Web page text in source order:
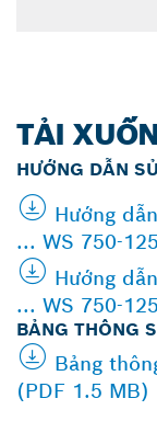
TẢI
HƯỚNG DẪN
Hướng
... WS 750-
Hướng
... WS 750-
BẢNG THÔNG
Bảng
(PDF 1.5 MB)